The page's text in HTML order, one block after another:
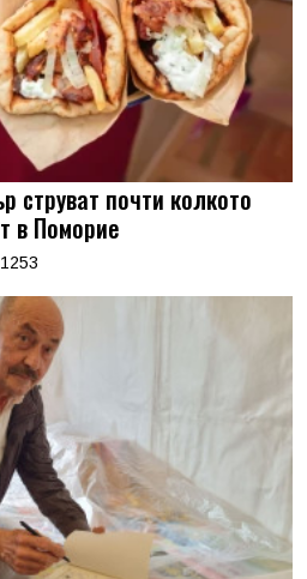
струват почти колкото
в Поморие
1253